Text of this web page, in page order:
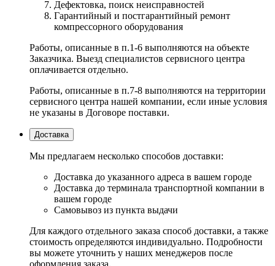
Дефектовка, поиск неисправностей
Гарантийный и постгарантийный ремонт
компрессорного оборудования
Работы, описанные в п.1-6 выполняются на объекте
Заказчика. Выезд специалистов сервисного центра
оплачивается отдельно.
Работы, описанные в п.7-8 выполняются на территории
сервисного центра нашей компании, если иные условия
не указаны в Договоре поставки.
Доставка
Мы предлагаем несколько способов доставки:
Доставка до указанного адреса в вашем городе
Доставка до терминала транспортной компании в
вашем городе
Самовывоз из пункта выдачи
Для каждого отдельного заказа способ доставки, а также
стоимость определяются индивидуально. Подробности
вы можете уточнить у наших менеджеров после
оформления заказа.